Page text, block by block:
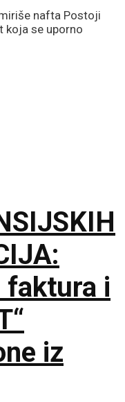
nafta Postoji
koja se uporno
faktura i
iz